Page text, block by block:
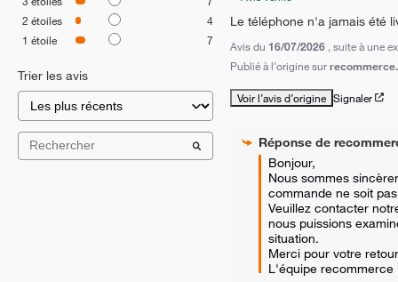
2 étoiles
4
1 étoile 7
Trier les avis
Le téléphone n'a jamais été
Avis du 16/07/2026 , suite à une
Publié à l'origine sur
Voir l’avis d’origine Signaler
Réponse de
Bonjour,
Nous sommes
commande ne soit
Veuillez contacter
nous puissions
situation.
Merci pour votre
L'équipe recommerce